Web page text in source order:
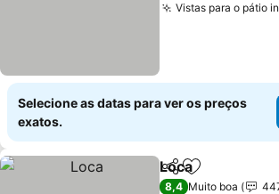
Vistas para o pátio
Selecione as datas para ver os preços
exatos.
PartilharAdicionar
Loca
8,4 Muito boa